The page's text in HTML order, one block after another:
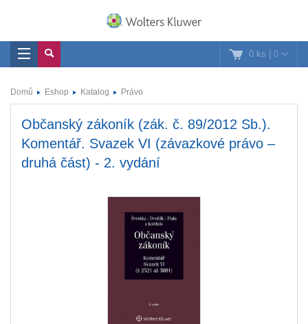
0 ks | 0
Domů Eshop Katalog Právo
Občanský zákoník (zák. č. 89/2012 Sb.).
Komentář. Svazek VI (závazkové právo –
druhá část) - 2. vydání